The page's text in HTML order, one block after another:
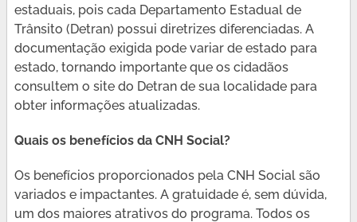
estaduais, pois cada Departamento Estadual de
Trânsito (Detran) possui diretrizes diferenciadas. A
documentação exigida pode variar de estado para
estado, tornando importante que os cidadãos
consultem o site do Detran de sua localidade para
obter informações atualizadas.
Quais os benefícios da CNH Social?
Os benefícios proporcionados pela CNH Social são
variados e impactantes. A gratuidade é, sem dúvida,
um dos maiores atrativos do programa. Todos os